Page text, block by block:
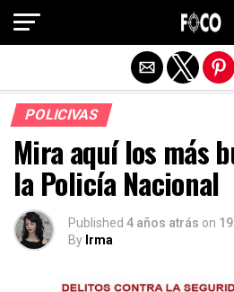
POLICIVAS
Mira aquí los más
la Policía Nacional
Published 4 años atrás on
By Irma
Salir de la